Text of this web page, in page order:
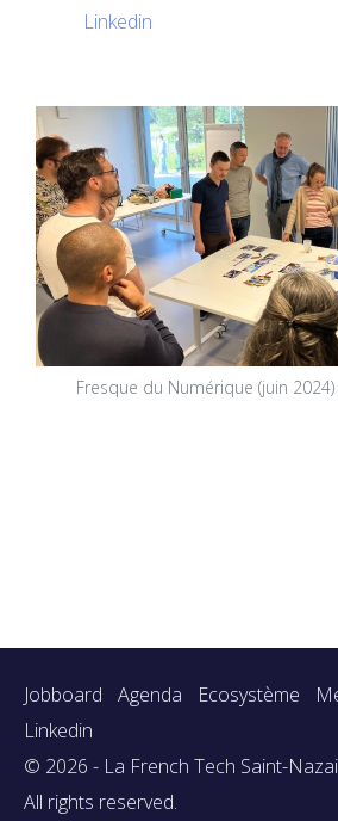
Linkedin
Fresque du Numérique (juin
Jobboard Agenda Ecosystème
Linkedin
© 2026 - La French Tech Saint-
All rights reserved.